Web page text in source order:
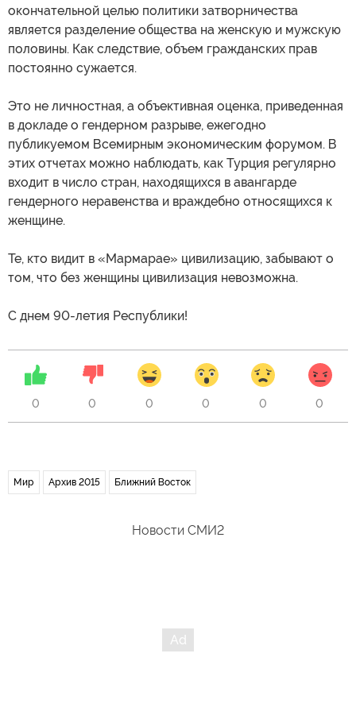
окончательной целью политики затворничества
является разделение общества на женскую и мужскую
половины. Как следствие, объем гражданских прав
постоянно сужается.
Это не личностная, а объективная оценка, приведенная
в докладе о гендерном разрыве, ежегодно
публикуемом Всемирным экономическим форумом. В
этих отчетах можно наблюдать, как Турция регулярно
входит в число стран, находящихся в авангарде
гендерного неравенства и враждебно относящихся к
женщине.
Те, кто видит в «Мармарае» цивилизацию, забывают о
том, что без женщины цивилизация невозможна.
С днем 90-летия Республики!
0 0 0 0 0 0
Мир Архив 2015 Ближний Восток
Новости СМИ2